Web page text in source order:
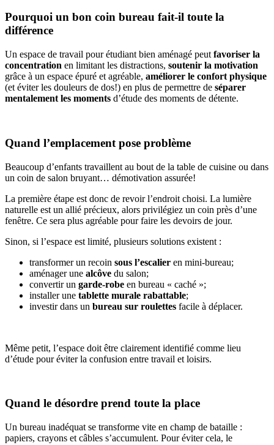
Pourquoi un bon coin bureau fait-il toute la
différence
Un espace de travail pour étudiant bien aménagé peut favoriser la
concentration en limitant les distractions, soutenir la motivation
grâce à un espace épuré et agréable, améliorer le confort physique
(et éviter les douleurs de dos!) en plus de permettre de séparer
mentalement les moments d’étude des moments de détente.
Quand l’emplacement pose problème
Beaucoup d’enfants travaillent au bout de la table de cuisine ou dans
un coin de salon bruyant… démotivation assurée!
La première étape est donc de revoir l’endroit choisi. La lumière
naturelle est un allié précieux, alors privilégiez un coin près d’une
fenêtre. Ce sera plus agréable pour faire les devoirs de jour.
Sinon, si l’espace est limité, plusieurs solutions existent :
transformer un recoin sous l’escalier en mini-bureau;
aménager une alcôve du salon;
convertir un garde-robe en bureau « caché »;
installer une tablette murale rabattable;
investir dans un bureau sur roulettes facile à déplacer.
Même petit, l’espace doit être clairement identifié comme lieu
d’étude pour éviter la confusion entre travail et loisirs.
Quand le désordre prend toute la place
Un bureau inadéquat se transforme vite en champ de bataille :
papiers, crayons et câbles s’accumulent. Pour éviter cela, le